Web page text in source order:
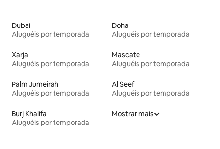
Dubai
Aluguéis por temporada
Doha
Aluguéis por temporada
Xarja
Aluguéis por temporada
Mascate
Aluguéis por temporada
Palm Jumeirah
Aluguéis por temporada
Al Seef
Aluguéis por temporada
Burj Khalifa
Aluguéis por temporada
Mostrar mais